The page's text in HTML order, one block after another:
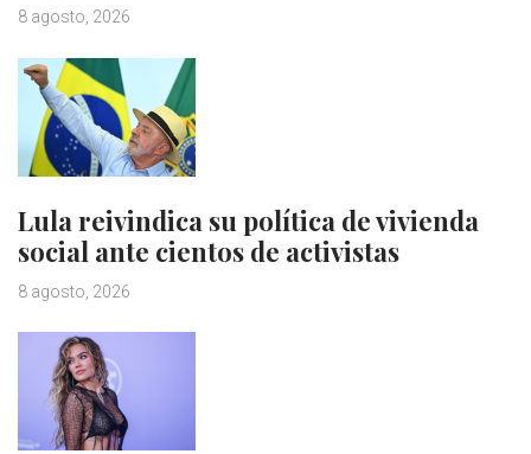
8 agosto, 2026
Lula reivindica su política de vivienda
social ante cientos de activistas
8 agosto, 2026